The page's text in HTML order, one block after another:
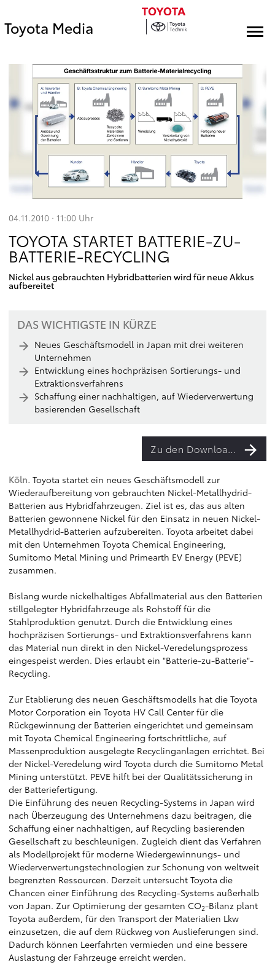
Toyota Media
04.11.2010 · 11:00 Uhr
TOYOTA STARTET BATTERIE-ZU-
BATTERIE-RECYCLING
Nickel aus gebrauchten Hybridbatterien wird für neue Akkus
aufbereitet
DAS WICHTIGSTE IN KÜRZE
Neues Geschäftsmodell in Japan mit drei weiteren
Unternehmen
Entwicklung eines hochpräzisen Sortierungs- und
Extraktionsverfahrens
Schaffung einer nachhaltigen, auf Wiederverwertung
basierenden Gesellschaft
Zu den Downloads
Köln. Toyota startet ein neues Geschäftsmodell zur
Wiederaufbereitung von gebrauchten Nickel-Metallhydrid-
Batterien aus Hybridfahrzeugen. Ziel ist es, das aus alten
Batterien gewonnene Nickel für den Einsatz in neuen Nickel-
Metallhydrid-Batterien aufzubereiten. Toyota arbeitet dabei
mit den Unternehmen Toyota Chemical Engineering,
Sumitomo Metal Mining und Primearth EV Energy (PEVE)
zusammen.
Bislang wurde nickelhaltiges Abfallmaterial aus den Batterien
stillgelegter Hybridfahrzeuge als Rohstoff für die
Stahlproduktion genutzt. Durch die Entwicklung eines
hochpräzisen Sortierungs- und Extraktionsverfahrens kann
das Material nun direkt in den Nickel-Veredelungsprozess
eingespeist werden. Dies erlaubt ein "Batterie-zu-Batterie"-
Recycling.
Zur Etablierung des neuen Geschäftsmodells hat die Toyota
Motor Corporation ein Toyota HV Call Center für die
Rückgewinnung der Batterien eingerichtet und gemeinsam
mit Toyota Chemical Engineering fortschrittliche, auf
Massenproduktion ausgelegte Recyclinganlagen errichtet. Bei
der Nickel-Veredelung wird Toyota durch die Sumitomo Metal
Mining unterstützt. PEVE hilft bei der Qualitätssicherung in
der Batteriefertigung.
Die Einführung des neuen Recycling-Systems in Japan wird
nach Überzeugung des Unternehmens dazu beitragen, die
Schaffung einer nachhaltigen, auf Recycling basierenden
Gesellschaft zu beschleunigen. Zugleich dient das Verfahren
als Modellprojekt für moderne Wiedergewinnungs- und
Wiederverwertungstechnologien zur Schonung von weltweit
begrenzten Ressourcen. Derzeit untersucht Toyota die
Chancen einer Einführung des Recycling-Systems außerhalb
von Japan. Zur Optimierung der gesamten CO2-Bilanz plant
Toyota außerdem, für den Transport der Materialien Lkw
einzusetzen, die auf dem Rückweg von Auslieferungen sind.
Dadurch können Leerfahrten vermieden und eine bessere
Auslastung der Fahrzeuge erreicht werden.